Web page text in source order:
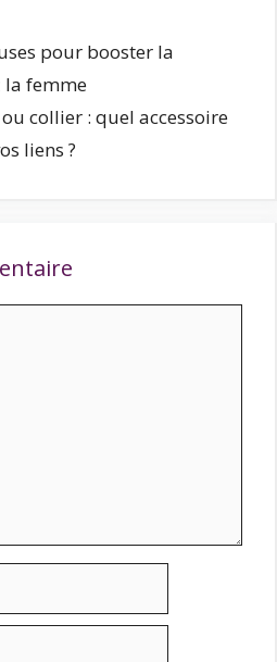
pour booster la
la femme
collier : quel accessoire
liens ?